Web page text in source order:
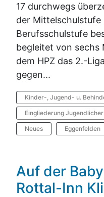
17 durchwegs
der Mittelschulstufe
Berufsschulstufe
begleitet von sechs
dem HPZ das 2.-
gegen...
Kinder-, Jugend- u.
Eingliederung Jugendlicher
Neues Eggenfelden
Auf der
Rottal-Inn